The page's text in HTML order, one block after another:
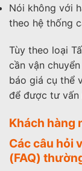
Nói không với
theo hệ thống
Tùy theo loại
cần vận
báo giá cụ thể
để được tư vấn
Khách hàng
Các câu hỏi
(FAQ)